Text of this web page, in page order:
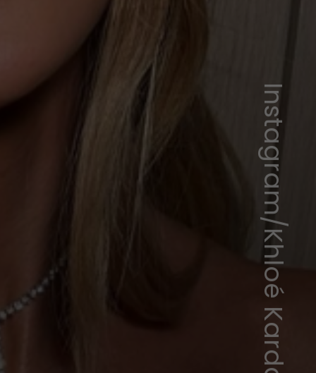
Instagram/Khloé Kardashian